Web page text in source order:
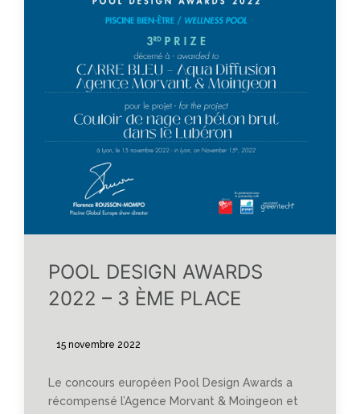
POOL DESIGN AWARDS
2022 – 3 ÈME PLACE
15 novembre 2022
Le concours européen Pool Design Awards a
récompensé l’Agence Morvant & Moingeon et